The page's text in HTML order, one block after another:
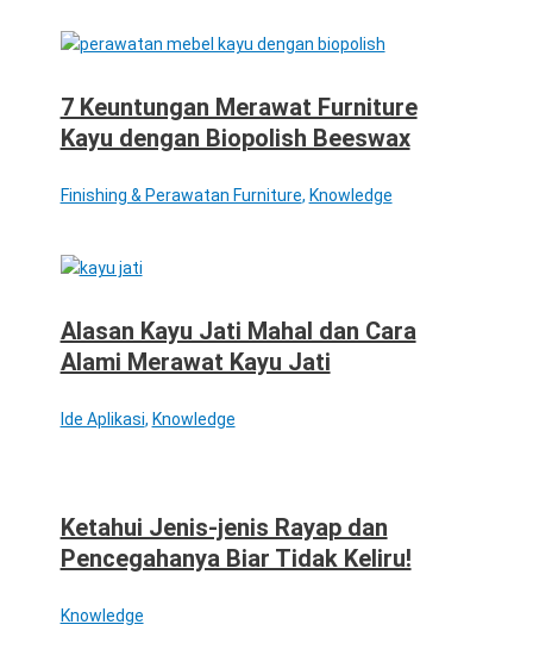
7 Keuntungan Merawat Furniture
Kayu dengan Biopolish Beeswax
Finishing & Perawatan Furniture, Knowledge
Alasan Kayu Jati Mahal dan Cara
Alami Merawat Kayu Jati
Ide Aplikasi, Knowledge
Ketahui Jenis-jenis Rayap dan
Pencegahanya Biar Tidak Keliru!
Knowledge